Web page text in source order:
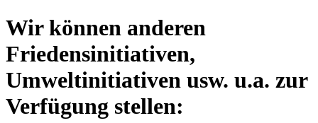
Wir können anderen
Friedensinitiativen,
Umweltinitiativen usw. u.a. zur
Verfügung stellen: